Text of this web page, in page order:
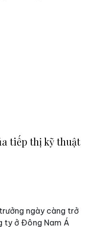
tiếp thị kỹ thuật
ngày càng trở
ty ở Đông Nam Á